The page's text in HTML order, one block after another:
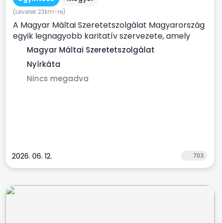
(Levelek 23km-re)
A Magyar Máltai Szeretetszolgálat Magyarország
egyik legnagyobb karitatív szervezete, amely
évente több százezer...
Magyar Máltai Szeretetszolgálat
Nyírkáta
Nincs megadva
2026. 06. 12. 703